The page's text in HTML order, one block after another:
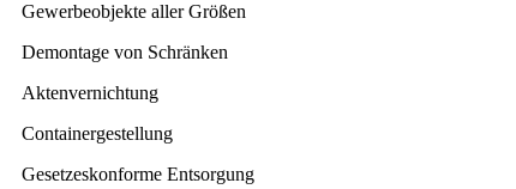
Gewerbeobjekte aller Größen
Demontage von Schränken
Aktenvernichtung
Containergestellung
Gesetzeskonforme Entsorgung